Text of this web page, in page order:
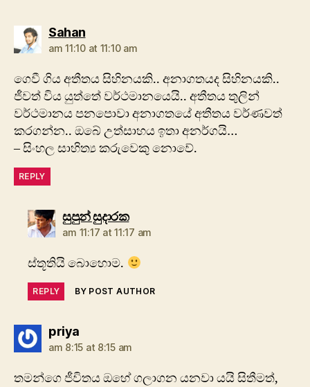
Sahansays:
am 11:10 at 11:10 am
ගෙවී ගිය අතීතය සිහිනයකි.. අනාගතයද සිහිනයකි..
ජීවත් විය යුත්තේ වර්ථමානයෙයි.. අතීතය තුලින්
වර්ථමානය පනපොවා අනාගතයේ අතීතය වර්ණවත්
කරගන්න.. ඔබේ උත්සාහය ඉතා අනර්ගයි…
– සිංහල සාහිත්‍ය කරුවෙකු නොවේ.
REPLY
සුපුන් සුදාරකsays:
am 11:17 at 11:17 am
ස්තූතියි බොහොම.
REPLY BY POST AUTHOR
priyasays:
am 8:15 at 8:15 am
තමන්ගෙ ජීවිතය ඔහේ ගලාගන යනවා යයි සිතීමත්,